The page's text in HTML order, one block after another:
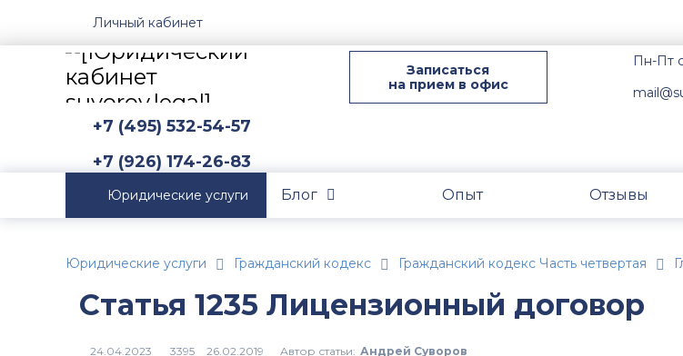
Личный кабинет
Записаться
на прием в офис
Пн-Пт
+7 (495) 532-54-57
+7 (926) 174-26-83
Юридические услуги Блог Опыт Отзывы
Юридические услуги Гражданский кодекс Гражданский кодекс Часть четвертая
Статья 1235 Лицензионный договор
3395 Автор статьи: Андрей Суворов